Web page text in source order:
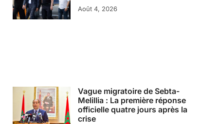
Août 4, 2026
Vague migratoire de Sebta-
Melillia : La première réponse
officielle quatre jours après la
crise